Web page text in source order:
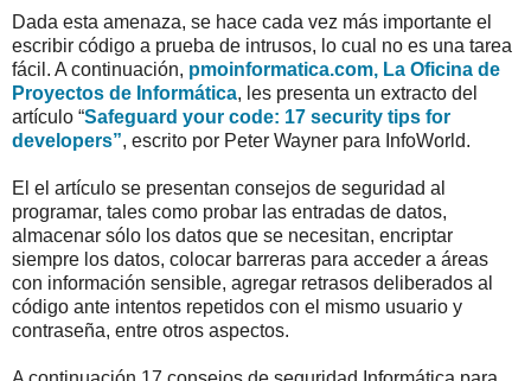
Dada esta amenaza, se hace cada vez más importante el
escribir código a prueba de intrusos, lo cual no es una tarea
fácil. A continuación, pmoinformatica.com, La Oficina de
Proyectos de Informática, les presenta un extracto del
artículo “Safeguard your code: 17 security tips for
developers”, escrito por Peter Wayner para InfoWorld.
El el artículo se presentan consejos de seguridad al
programar, tales como probar las entradas de datos,
almacenar sólo los datos que se necesitan, encriptar
siempre los datos, colocar barreras para acceder a áreas
con información sensible, agregar retrasos deliberados al
código ante intentos repetidos con el mismo usuario y
contraseña, entre otros aspectos.